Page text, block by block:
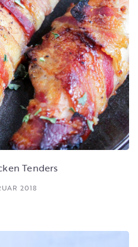
Tenders
2018